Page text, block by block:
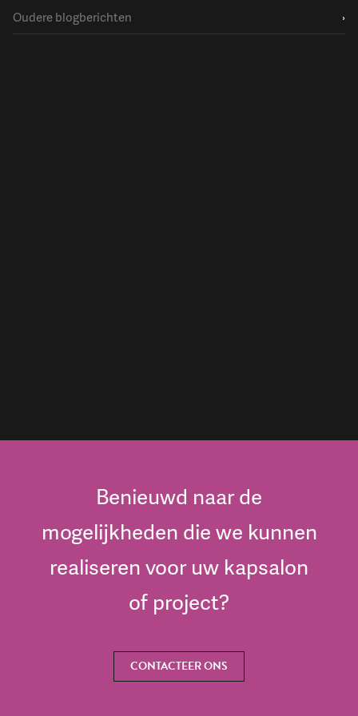
Oudere blogberichten ›
Benieuwd naar de
mogelijkheden die we kunnen
realiseren voor uw kapsalon
of project?
CONTACTEER ONS